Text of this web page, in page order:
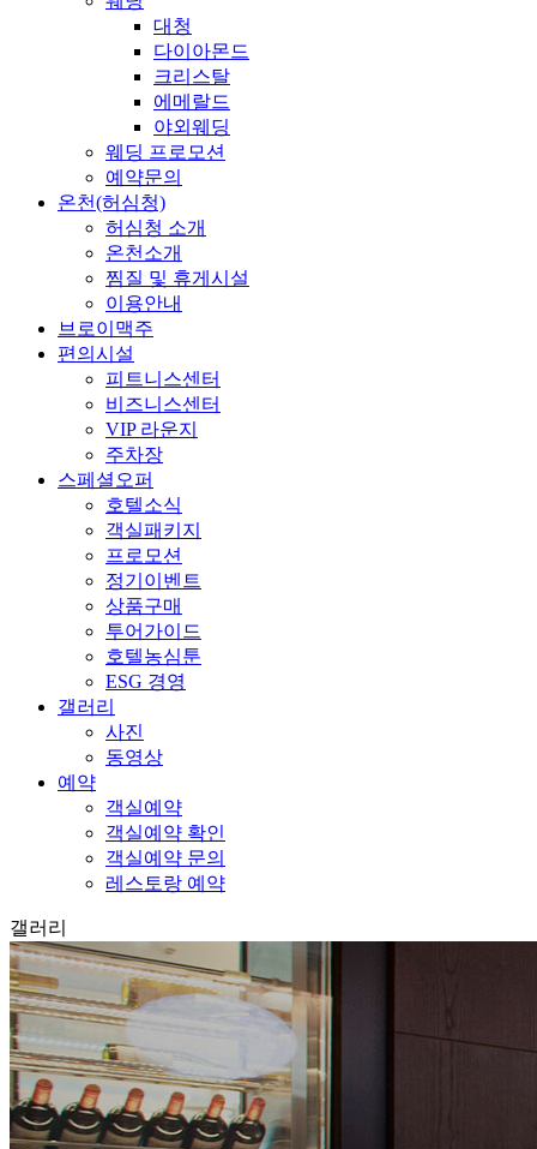
대청
다이아몬드
크리스탈
에메랄드
야외웨딩
웨딩 프로모션
예약문의
온천(허심청)
허심청 소개
온천소개
찜질 및 휴게시설
이용안내
브로이맥주
편의시설
피트니스센터
비즈니스센터
VIP 라운지
주차장
스페셜오퍼
호텔소식
객실패키지
프로모션
정기이벤트
상품구매
투어가이드
호텔농심툰
ESG 경영
갤러리
사진
동영상
예약
객실예약
객실예약 확인
객실예약 문의
레스토랑 예약
갤러리